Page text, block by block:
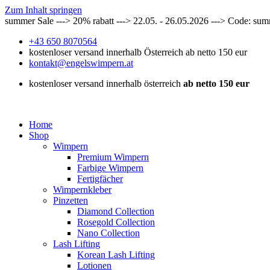
Zum Inhalt springen
summer Sale ---> 20% rabatt ---> 22.05. - 26.05.2026 ---> Code:
+43 650 8070564
kostenloser versand innerhalb Österreich ab netto 150 eur
kontakt@engelswimpern.at
kostenloser versand innerhalb österreich ab netto 150 eur
Home
Shop
Wimpern
Premium Wimpern
Farbige Wimpern
Fertigfächer
Wimpernkleber
Pinzetten
Diamond Collection
Rosegold Collection
Nano Collection
Lash Lifting
Korean Lash Lifting
Lotionen